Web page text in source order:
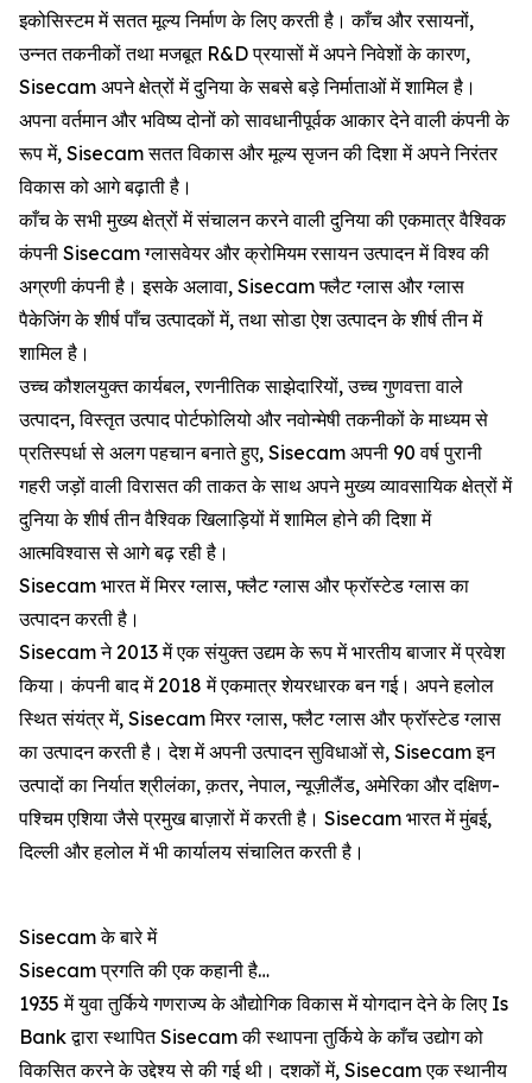
इकोसिस्टम में सतत मूल्य निर्माण के लिए करती है। काँच और रसायनों,
उन्नत तकनीकों तथा मजबूत R&D प्रयासों में अपने निवेशों के कारण,
Sisecam अपने क्षेत्रों में दुनिया के सबसे बड़े निर्माताओं में शामिल है।
अपना वर्तमान और भविष्य दोनों को सावधानीपूर्वक आकार देने वाली कंपनी के
रूप में, Sisecam सतत विकास और मूल्य सृजन की दिशा में अपने निरंतर
विकास को आगे बढ़ाती है।
काँच के सभी मुख्य क्षेत्रों में संचालन करने वाली दुनिया की एकमात्र वैश्विक
कंपनी Sisecam ग्लासवेयर और क्रोमियम रसायन उत्पादन में विश्व की
अग्रणी कंपनी है। इसके अलावा, Sisecam फ्लैट ग्लास और ग्लास
पैकेजिंग के शीर्ष पाँच उत्पादकों में, तथा सोडा ऐश उत्पादन के शीर्ष तीन में
शामिल है।
उच्च कौशलयुक्त कार्यबल, रणनीतिक साझेदारियों, उच्च गुणवत्ता वाले
उत्पादन, विस्तृत उत्पाद पोर्टफोलियो और नवोन्मेषी तकनीकों के माध्यम से
प्रतिस्पर्धा से अलग पहचान बनाते हुए, Sisecam अपनी 90 वर्ष पुरानी
गहरी जड़ों वाली विरासत की ताकत के साथ अपने मुख्य व्यावसायिक क्षेत्रों में
दुनिया के शीर्ष तीन वैश्विक खिलाड़ियों में शामिल होने की दिशा में
आत्मविश्वास से आगे बढ़ रही है।
Sisecam भारत में मिरर ग्लास, फ्लैट ग्लास और फ्रॉस्टेड ग्लास का
उत्पादन करती है।
Sisecam ने 2013 में एक संयुक्त उद्यम के रूप में भारतीय बाजार में प्रवेश
किया। कंपनी बाद में 2018 में एकमात्र शेयरधारक बन गई। अपने हलोल
स्थित संयंत्र में, Sisecam मिरर ग्लास, फ्लैट ग्लास और फ्रॉस्टेड ग्लास
का उत्पादन करती है। देश में अपनी उत्पादन सुविधाओं से, Sisecam इन
उत्पादों का निर्यात श्रीलंका, क़तर, नेपाल, न्यूज़ीलैंड, अमेरिका और दक्षिण-
पश्चिम एशिया जैसे प्रमुख बाज़ारों में करती है। Sisecam भारत में मुंबई,
दिल्ली और हलोल में भी कार्यालय संचालित करती है।
Sisecam के बारे में
Sisecam प्रगति की एक कहानी है…
1935 में युवा तुर्किये गणराज्य के औद्योगिक विकास में योगदान देने के लिए Is
Bank द्वारा स्थापित Sisecam की स्थापना तुर्किये के काँच उद्योग को
विकसित करने के उद्देश्य से की गई थी। दशकों में, Sisecam एक स्थानीय